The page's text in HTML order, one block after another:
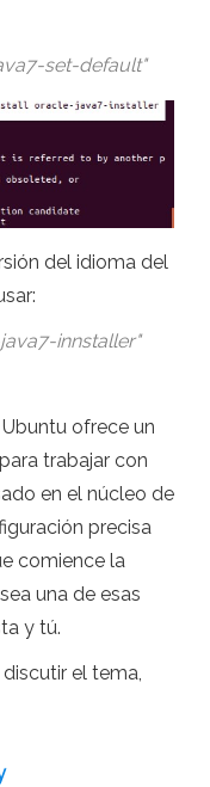
set-default"
del idioma del
innstaller"
ofrece un
trabajar con
en el núcleo de
precisa
comience la
una de esas
y tú.
el tema,